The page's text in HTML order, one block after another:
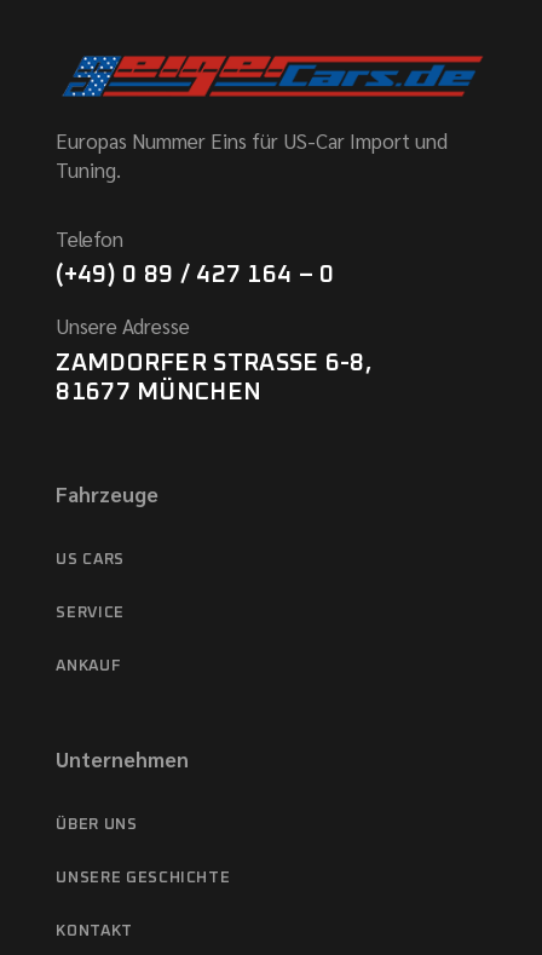
Europas Nummer Eins für US-Car Import und
Tuning.
Telefon
(+49) 0 89 / 427 164 – 0
Unsere Adresse
ZAMDORFER STRASSE 6-8,
81677 MÜNCHEN
Fahrzeuge
US CARS
SERVICE
ANKAUF
Unternehmen
ÜBER UNS
UNSERE GESCHICHTE
KONTAKT